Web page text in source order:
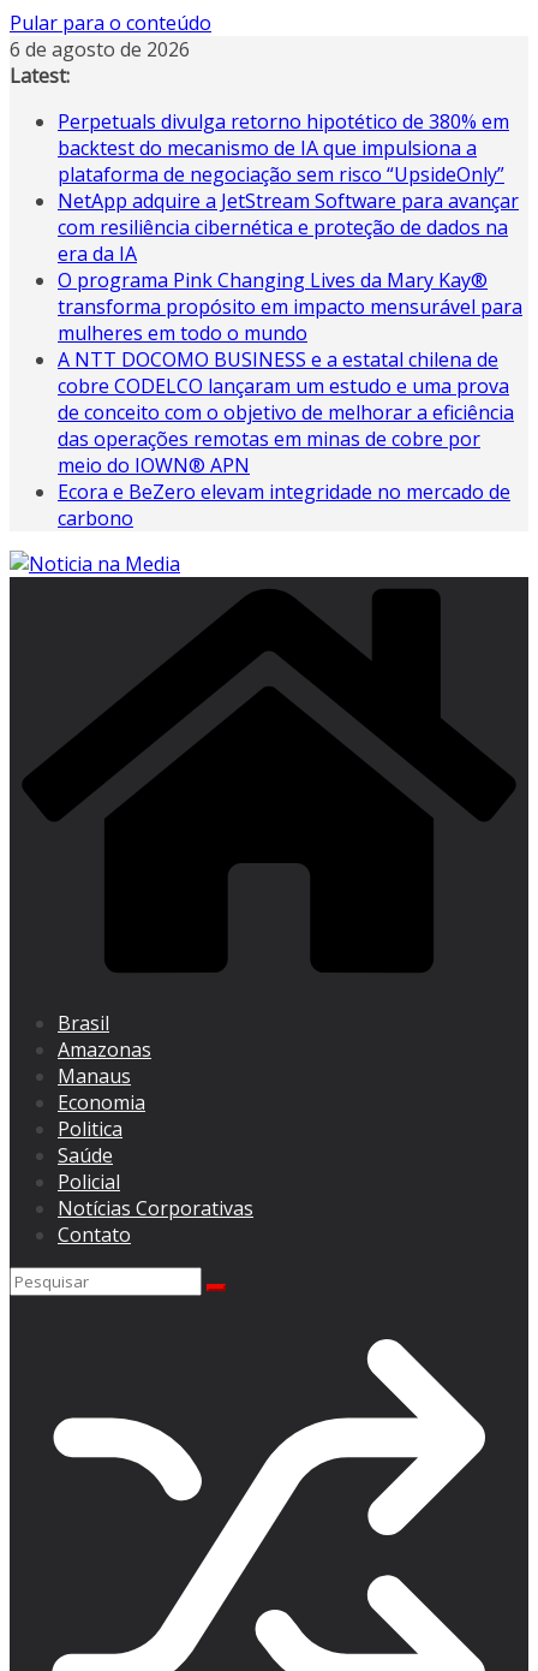
Pular para o conteúdo
6 de agosto de 2026
Latest:
Perpetuals divulga retorno hipotético de 380% em
backtest do mecanismo de IA que impulsiona a
plataforma de negociação sem risco “UpsideOnly”
NetApp adquire a JetStream Software para avançar
com resiliência cibernética e proteção de dados na
era da IA
O programa Pink Changing Lives da Mary Kay®
transforma propósito em impacto mensurável para
mulheres em todo o mundo
A NTT DOCOMO BUSINESS e a estatal chilena de
cobre CODELCO lançaram um estudo e uma prova
de conceito com o objetivo de melhorar a eficiência
das operações remotas em minas de cobre por
meio do IOWN® APN
Ecora e BeZero elevam integridade no mercado de
carbono
Brasil
Amazonas
Manaus
Economia
Politica
Saúde
Policial
Notícias Corporativas
Contato